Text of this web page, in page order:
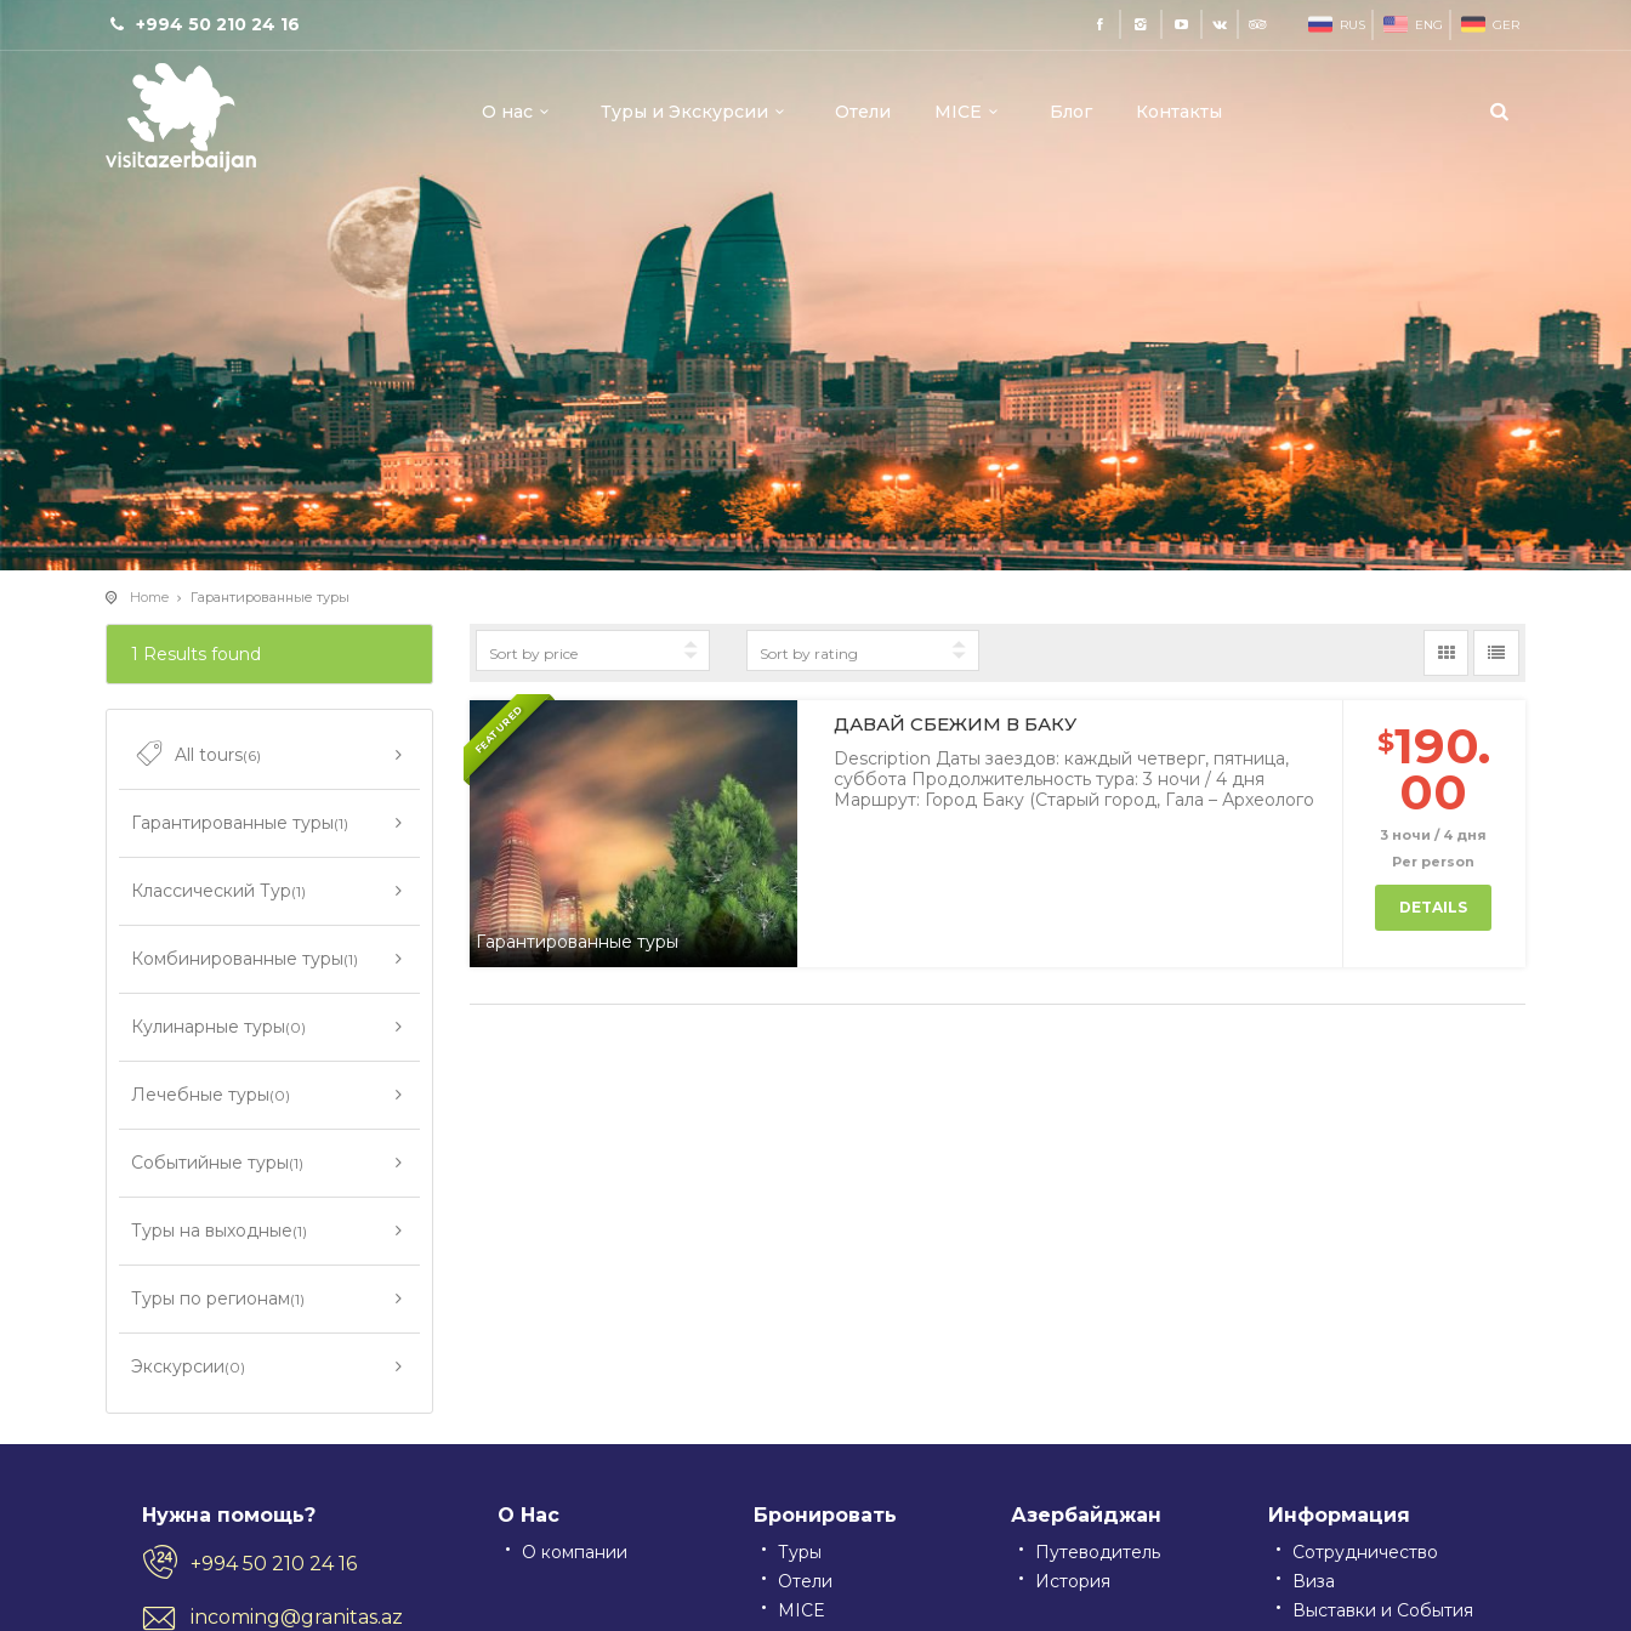
+994 50 210 24 16 RUS ENG GER
О нас Туры и Экскурсии Отели MICE Блог Контакты
Home Гарантированные туры
1 Results found
All tours(6)
Гарантированные туры(1)
Классический Тур(1)
Комбинированные туры(1)
Кулинарные туры(0)
Лечебные туры(0)
Событийные туры(1)
Туры на выходные(1)
Туры по регионам(1)
Экскурсии(0)
FEATURED
Гарантированные туры
ДАВАЙ СБЕЖИМ В БАКУ
Description Даты заездов: каждый четверг, пятница,
суббота Продолжительность тура: 3 ночи / 4 дня
Маршрут: Город Баку (Старый город, Гала – Археолого
$190.
00
3 ночи / 4 дня
Per person
DETAILS
Нужна помощь?
+994 50 210 24 16
incoming@granitas.az
О Нас
О компании
Бронировать
Туры
Отели
MICE
Азербайджан
Путеводитель
История
Информация
Сотрудничество
Виза
Выставки и События